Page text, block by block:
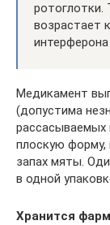
ротоглотки.
возрастает
Медикамент
(допустима
рассасываемых
плоскую форму,
запах мяты.
в одной
Хранится